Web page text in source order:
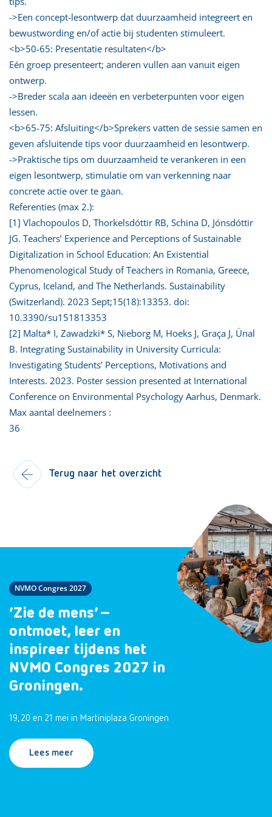
->Een concept-lesontwerp dat duurzaamheid integreert en
bewustwording en/of actie bij studenten stimuleert.
<b>50-65: Presentatie resultaten</b>
Eén groep presenteert; anderen vullen aan vanuit eigen
ontwerp.
->Breder scala aan ideeën en verbeterpunten voor eigen
lessen.
<b>65-75: Afsluiting</b>Sprekers vatten de sessie samen en
geven afsluitende tips voor duurzaamheid en lesontwerp.
->Praktische tips om duurzaamheid te verankeren in een
eigen lesontwerp, stimulatie om van verkenning naar
concrete actie over te gaan.
Referenties (max 2.):
[1] Vlachopoulos D, Thorkelsdóttir RB, Schina D, Jónsdóttir
JG. Teachers’ Experience and Perceptions of Sustainable
Digitalization in School Education: An Existential
Phenomenological Study of Teachers in Romania, Greece,
Cyprus, Iceland, and The Netherlands. Sustainability
(Switzerland). 2023 Sept;15(18):13353. doi:
10.3390/su151813353
[2] Malta* I, Zawadzki* S, Nieborg M, Hoeks J, Graça J, Ünal
B. Integrating Sustainability in University Curricula:
Investigating Students’ Perceptions, Motivations and
Interests. 2023. Poster session presented at International
Conference on Environmental Psychology Aarhus, Denmark.
Max aantal deelnemers :
36
Terug naar het overzicht
NVMO Congres 2027
‘Zie de mens’ –
ontmoet, leer en
inspireer tijdens het
NVMO Congres 2027 in
Groningen.
19, 20 en 21 mei in Martiniplaza Groningen
Lees meer